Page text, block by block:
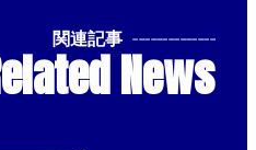
関連記事 --------------
News